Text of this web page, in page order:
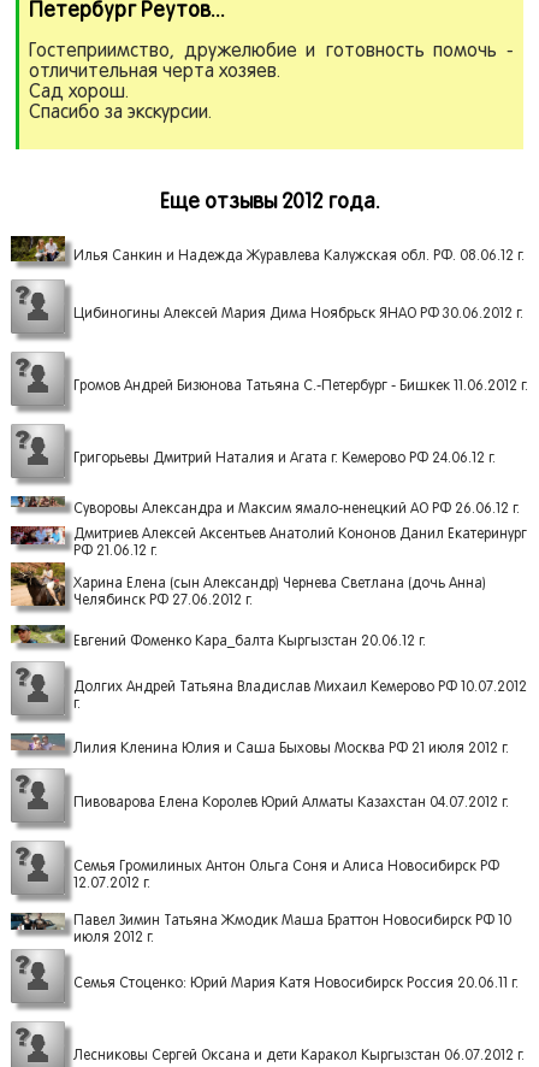
Петербург Реутов...
Гостеприимство, дружелюбие и готовность помочь -
отличительная черта хозяев.
Сад хорош.
Спасибо за экскурсии.
Еще отзывы 2012 года.
Илья Санкин и Надежда Журавлева Калужская обл. РФ. 08.06.12 г.
Цибиногины Алексей Мария Дима Ноябрьск ЯНАО РФ 30.06.2012 г.
Громов Андрей Бизюнова Татьяна С.-Петербург - Бишкек 11.06.2012 г.
Григорьевы Дмитрий Наталия и Агата г. Кемерово РФ 24.06.12 г.
Суворовы Александра и Максим ямало-ненецкий АО РФ 26.06.12 г.
Дмитриев Алексей Аксентьев Анатолий Кононов Данил Екатеринург
РФ 21.06.12 г.
Харина Елена (сын Александр) Чернева Светлана (дочь Анна)
Челябинск РФ 27.06.2012 г.
Евгений Фоменко Кара_балта Кыргызстан 20.06.12 г.
Долгих Андрей Татьяна Владислав Михаил Кемерово РФ 10.07.2012
г.
Лилия Кленина Юлия и Саша Быховы Москва РФ 21 июля 2012 г.
Пивоварова Елена Королев Юрий Алматы Казахстан 04.07.2012 г.
Семья Громилиных Антон Ольга Соня и Алиса Новосибирск РФ
12.07.2012 г.
Павел Зимин Татьяна Жмодик Маша Браттон Новосибирск РФ 10
июля 2012 г.
Семья Стоценко: Юрий Мария Катя Новосибирск Россия 20.06.11 г.
Лесниковы Сергей Оксана и дети Каракол Кыргызстан 06.07.2012 г.